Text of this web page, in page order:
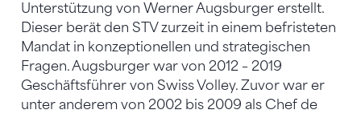
Unterstützung von Werner Augsburger erstellt.
Dieser berät den STV zurzeit in einem befristeten
Mandat in konzeptionellen und strategischen
Fragen. Augsburger war von 2012 – 2019
Geschäftsführer von Swiss Volley. Zuvor war er
unter anderem von 2002 bis 2009 als Chef de